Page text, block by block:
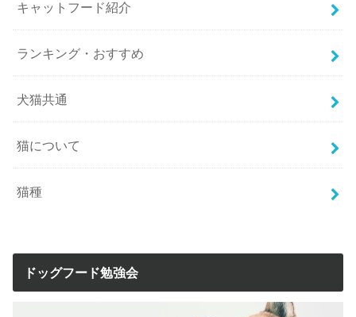
キャットフード紹介
ランキング・おすすめ
犬猫共通
猫について
猫種
ドッグフード勉強会